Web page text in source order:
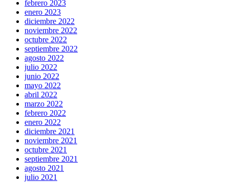
febrero 2023
enero 2023
diciembre 2022
noviembre 2022
octubre 2022
septiembre 2022
agosto 2022
julio 2022
junio 2022
mayo 2022
abril 2022
marzo 2022
febrero 2022
enero 2022
diciembre 2021
noviembre 2021
octubre 2021
septiembre 2021
agosto 2021
julio 2021